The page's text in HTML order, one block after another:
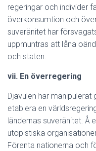
regeringar och individer
överkonsumtion och
suveränitet har
uppmuntras att låna
och staten.
vii. En överregering
Djävulen har
etablera en
ländernas suveränitet. Å
utopistiska
Förenta nationerna och